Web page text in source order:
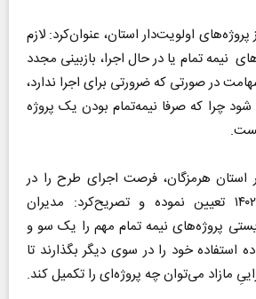
اولویت‌دار استان، عنوان‌کرد: لازم
نیمه تمام یا در حال اجرا، بازبینی مجدد
در صورتی که ضرورتی برای اجرا ندارد،
چرا که صرفا نیمه‌تمام بودن یک پروژه
استان هرمزگان، فرصت اجرای طرح را در
هرمزگان تا شهریور ۱۴۰۲ تعیین نموده و تصریح‌کرد: مدیران
پروژه‌های نیمه تمام مهم را یک سو و
استفاده خود را در سوی دیگر بگذارند تا
مازاد می‌توان چه پروژه‌ای را تکمیل کند.